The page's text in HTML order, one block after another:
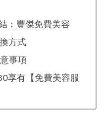
：豐傑免費美容
方式
事項
享有【免費美容服